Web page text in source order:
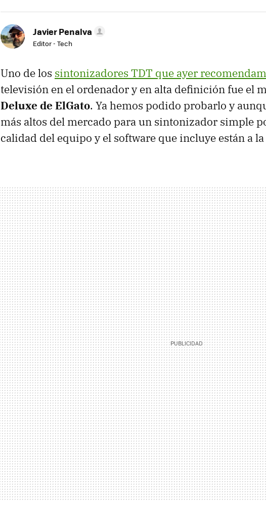
Javier Penalva
Editor - Tech
Uno de los sintonizadores TDT que ayer
televisión en el ordenador y en alta definición fue el
Deluxe de ElGato. Ya hemos podido probarlo y
más altos del mercado para un sintonizador simple
calidad del equipo y el software que incluye están a